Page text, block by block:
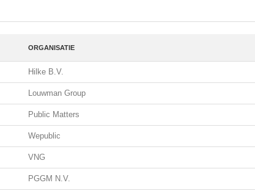
ORGANISATIE
Hilke B.V.
Louwman Group
Public Matters
Wepublic
VNG
PGGM N.V.